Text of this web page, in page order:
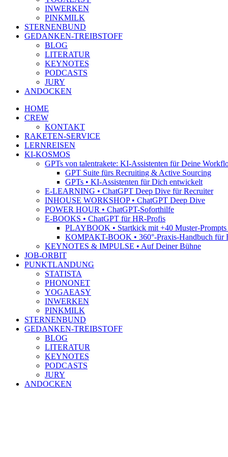
INWERKEN
PINKMILK
STERNENBUND
GEDANKEN-TREIBSTOFF
BLOG
LITERATUR
KEYNOTES
PODCASTS
JURY
ANDOCKEN
HOME
CREW
KONTAKT
RAKETEN-SERVICE
LERNREISEN
KI-KOSMOS
GPTs von talentrakete: KI-Assistenten für Deine
GPT Suite fürs Recruiting & Active Sourcing
GPTs • KI-Assistenten für Dich entwickelt
E-LEARNING • ChatGPT Deep Dive für Recruiter
INHOUSE WORKSHOP • ChatGPT Deep Dive
POWER HOUR • ChatGPT-Soforthilfe
E-BOOKS • ChatGPT für HR-Profis
PLAYBOOK • Startkick mit +40 Muster-
KOMPAKT-BOOK • 360°-Praxis-Handbuch für
KEYNOTES & IMPULSE • Auf Deiner Bühne
JOB-ORBIT
PUNKTLANDUNG
STATISTA
PHONONET
YOGAEASY
INWERKEN
PINKMILK
STERNENBUND
GEDANKEN-TREIBSTOFF
BLOG
LITERATUR
KEYNOTES
PODCASTS
JURY
ANDOCKEN